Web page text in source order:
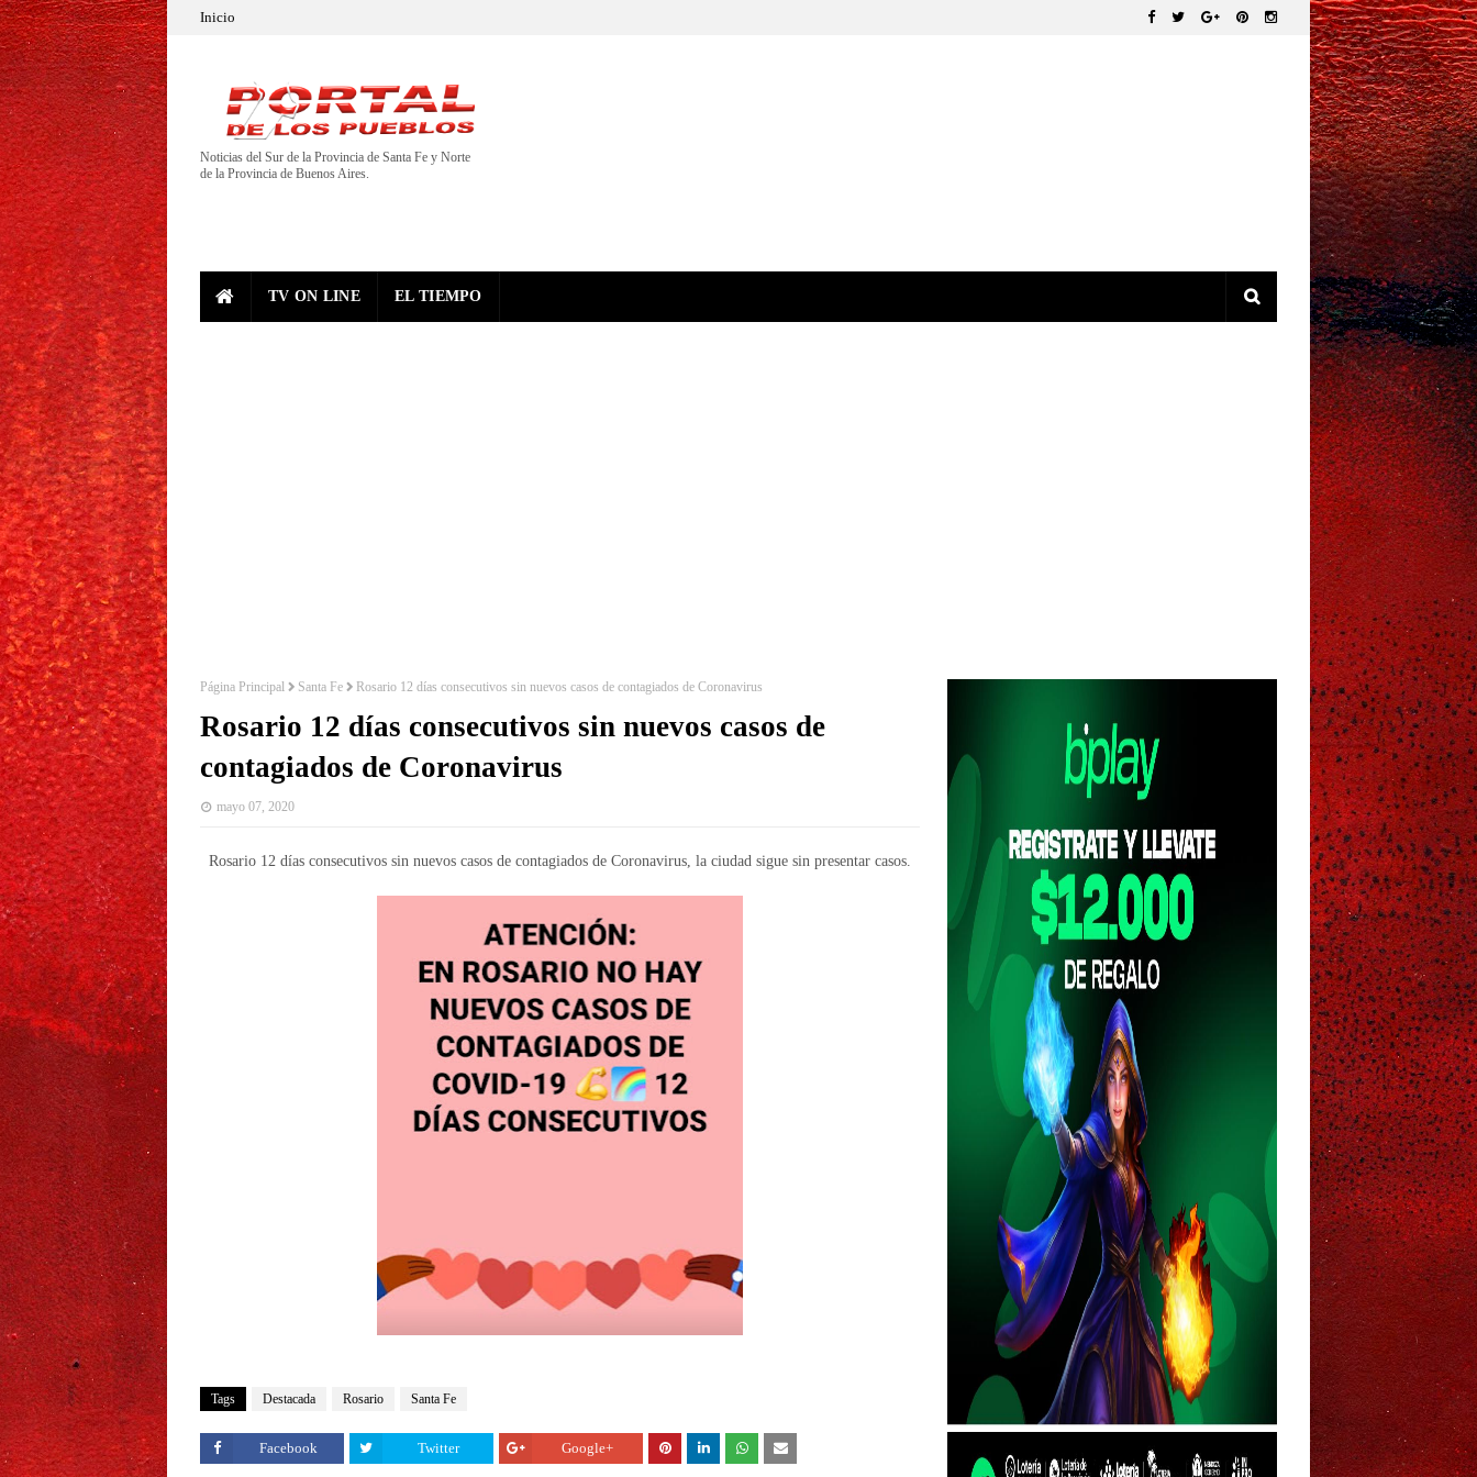
Inicio
Noticias del Sur de la Provincia de Santa Fe y Norte
de la Provincia de Buenos Aires.
TV ON LINE EL TIEMPO
Página Principal Santa Fe Rosario 12 días consecutivos sin nuevos casos de contagiados de Coronavirus
Rosario 12 días consecutivos sin nuevos casos de
contagiados de Coronavirus
mayo 07, 2020
Rosario 12 días consecutivos sin nuevos casos de contagiados de Coronavirus, la ciudad sigue sin presentar casos.
Tags Destacada Rosario Santa Fe
Facebook Twitter Google+